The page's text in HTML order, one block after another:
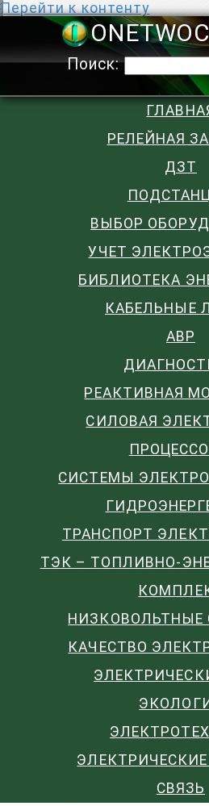
Перейти к контенту
Поиск:
РЕЛЕЙНАЯ
ДЗТ
ВЫБОР
УЧЕТ
БИБЛИОТЕКА
КАБЕЛЬНЫЕ
АВР
РЕАКТИВНАЯ
СИЛОВАЯ
СИСТЕМЫ
ТРАНСПОРТ
ТЭК – ТОПЛИВНО-
НИЗКОВОЛЬТНЫЕ
КАЧЕСТВО
СВЯЗЬ